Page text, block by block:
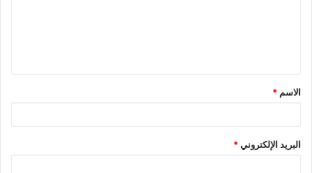
ق
*
الاسم *
البريد الإلكتروني*